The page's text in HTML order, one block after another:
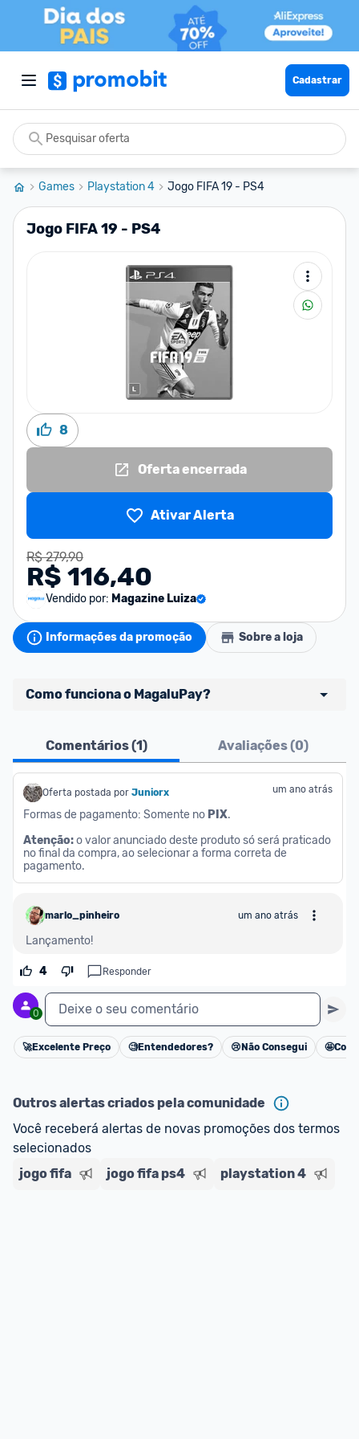
Cadastrar
Games Playstation 4 Jogo FIFA 19 - PS4
Jogo FIFA 19 - PS4
8
Oferta encerrada
Ativar Alerta
R$ 279,90
R$ 116,40
Vendido por: Magazine Luiza
Informações da promoção Sobre a loja
Como funciona o MagaluPay?
se aos detalhes abaixo:
- É necessário ter o valor total da compra (produto
+ frete) em forma de saldo na carteira MagaluPay;
dado para você;
- Você pode transferir a quantia da sua conta
bancária para o MagaluPay por PIX;
- Para parclar compras, é necessário cadastrar seu
cartão de crédito no MagaluPay;
Comentários (1) Avaliações (0)
Oferta postada por Juniorx um ano atrás
Formas de pagamento: Somente no PIX.
Atenção: o valor anunciado deste produto só será praticado
no final da compra, ao selecionar a forma correta de
pagamento.
marlo_pinheiro um ano atrás
Lançamento!
4 Responder
0 Deixe o seu comentário
Cancelar
🚀Excelente Preço 🧐Entendedores? 😢 Não Consegui 🤩
Outros alertas criados pela comunidade
Você receberá alertas de novas promoções dos termos
selecionados
jogo fifa
jogo fifa ps4 playstation 4